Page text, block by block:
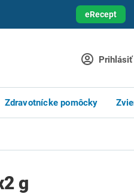
eRecept
Prihlásiť
Zdravotnícke pomôcky
g